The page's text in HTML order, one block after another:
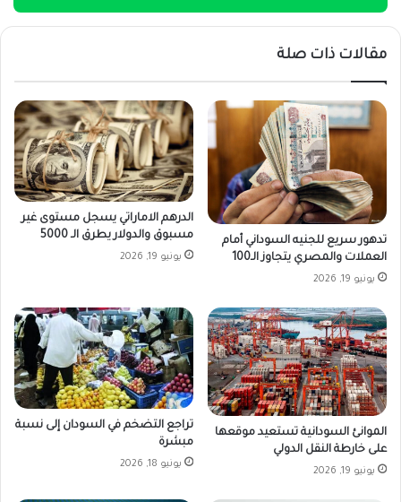
مقالات ذات صلة
تدهور سريع للجنيه السوداني أمام
العملات والمصري يتجاوز الـ100
يونيو 19, 2026
الدرهم الاماراتي يسجل مستوى غير
مسبوق والدولار يطرق الـ 5000
يونيو 19, 2026
الموانئ السودانية تستعيد موقعها
على خارطة النقل الدولي
يونيو 19, 2026
تراجع التضخم في السودان إلى نسبة
مبشرة
يونيو 18, 2026